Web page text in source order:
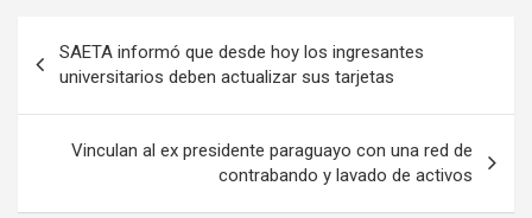
k
p
ail
tir
de
entradas
SAETA informó que desde hoy los ingresantes
universitarios deben actualizar sus tarjetas
Vinculan al ex presidente paraguayo con una red de
contrabando y lavado de activos